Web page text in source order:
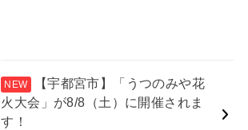
【宇都宮市】「うつのみや花
火大会」が8/8（土）に開催されま
す！